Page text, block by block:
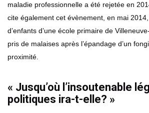
maladie professionnelle a été rejetée en
cite également cet évènement, en mai
d’enfants d’une école primaire de
pris de malaises après l’épandage d’un
proximité.
« Jusqu’où l’insoutenable
politiques ira-t-elle? »